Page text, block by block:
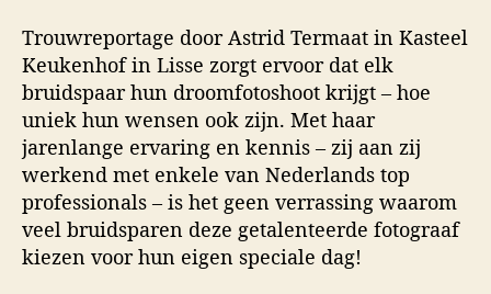
Trouwreportage door Astrid Termaat in Kasteel
Keukenhof in Lisse zorgt ervoor dat elk
bruidspaar hun droomfotoshoot krijgt – hoe
uniek hun wensen ook zijn. Met haar
jarenlange ervaring en kennis – zij aan zij
werkend met enkele van Nederlands top
professionals – is het geen verrassing waarom
veel bruidsparen deze getalenteerde fotograaf
kiezen voor hun eigen speciale dag!